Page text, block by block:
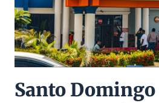
Santo Domingo